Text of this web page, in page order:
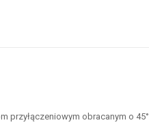
przyłączeniowym obracanym o 45°